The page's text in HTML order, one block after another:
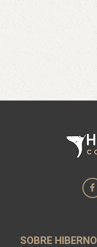
SOBRE HIBERNO